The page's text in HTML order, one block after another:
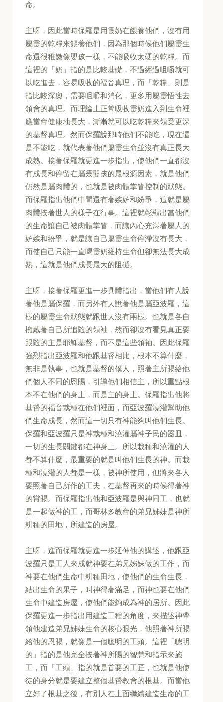
命。
主呀，因此當時保羅是用靈奶在餵養他們，沒有用
屬靈的乾糧來餵養他們，因為那個時候他們屬靈生
命還很稚嫩像嬰孩一樣，不能吸收太硬的乾糧。而
這裡的「奶」指的是比較基礎，不過經過咀嚼就可
以吃進去，容易吸收的福音真理，而「乾糧」則是
指比較深奧，需要咀嚼和消化，更多用屬靈悟性去
領會的真理。而理論上正常吸收靈奶進入到生命裡
應當會健康地長大，漸漸就可以吃乾糧來領受更深
的基督真理。然而保羅說那時他們不能吃，現在還
是不能吃，就代表著他們屬靈生命並沒有真正長大
成熟。接著保羅就更進一步指出，使他們一直都沒
有成長和停留在屬靈嬰孩的最根源因素，就是他們
仍然是屬肉體的，也就是被肉體掌管控制的狀態。
而保羅指出他們中間還有著嫉妒和紛爭，這就是屬
肉體按著世人的樣子在行事。這裡就彰顯出當他們
的生命讓自己被肉體掌管，而讓內心充滿著屬人的
妒嫉和紛爭，就是讓自己屬靈生命停滯沒有長大，
而使自己只能一直喝靈奶維持生命但卻無法長大成
熟，這就是他們成長最大的阻礙。
主呀，接著保羅更進一步具體指出，當他們有人說
著他是屬保羅，而另外有人說著他是屬亞波羅，這
樣的屬靈生命狀態就跟世人沒有兩樣。也就是各自
擁戴著自己所追隨的領袖，然而卻沒有看見真正要
跟隨的主是耶穌基督，而不是這些領袖。因此保羅
強烈指出亞波羅和他跟基督相比，根本不算什麼，
無非是執事，也就是基督的僕人，照著主所賜給他
們個人不同的恩賜，引導他們相信主，所以重點根
本不在他們的身上，而是主的身上。保羅指出他將
基督的福音栽種在他們裡面，而亞波羅澆灌幫助他
們生命成長，然而這一切只有神能夠叫他們生長。
保羅和亞波羅只是神栽種和澆灌屬神子民的器皿，
一切的生長關鍵都在神身上。所以栽種和澆灌的人
都不算什麼，最重要的就是叫他們生長的神。而栽
種和澆灌的人都是一樣，被神所使用，但將來各人
要照著自己所作的工夫，在基督再來的時候得著神
的賞賜。而保羅指出他和亞波羅是與神同工，也就
是一起做神的工，而哥林多教會的弟兄姊妹是神所
耕種的田地，所建造的房屋。
主呀，進而保羅就更進一步延伸他的講述，他跟亞
波羅只是工人來成就神要在弟兄姊妹做的工作，而
神要在他們生命中耕種田地，使他們的生命生長，
結出生命的果子，叫神得著滿足，而神也要在他們
生命中建造房屋，使他們能夠成為神的居所。因此
保羅更進一步指出用建造工程的角度，來描述神帶
領他建造弟兄姊妹生命的核心眼光，他照著神所賜
給他的恩賜，就像是一個聰明的工頭。這裡「聰明
的」指的是他完全按著神所賜的智慧和指示來施
工，而「工頭」指的就是首要的工匠，也就是他使
徒的身分就是要建立整個基督教會的根基。而當他
立好了根基之後，有別人在上面繼續建造生命的工